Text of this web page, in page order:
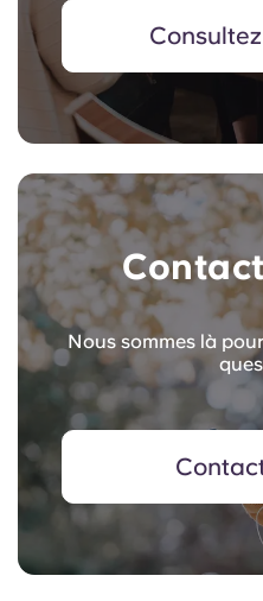
Nous sommes là